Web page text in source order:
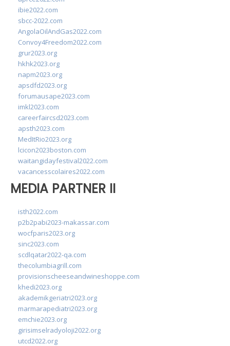
ibie2022.com
sbcc-2022.com
AngolaOilAndGas2022.com
Convoy4Freedom2022.com
grur2023.org
hkhk2023.org
napm2023.org
apsdfd2023.org
forumausape2023.com
imkl2023.com
careerfaircsd2023.com
apsth2023.com
MedItRio2023.org
lcicon2023boston.com
waitangidayfestival2022.com
vacancesscolaires2022.com
MEDIA PARTNER II
isth2022.com
p2b2pabi2023-makassar.com
wocfparis2023.org
sinc2023.com
scdlqatar2022-qa.com
thecolumbiagrill.com
provisionscheeseandwineshoppe.com
khedi2023.org
akademikgeriatri2023.org
marmarapediatri2023.org
emchie2023.org
girisimselradyoloji2022.org
utcd2022.org